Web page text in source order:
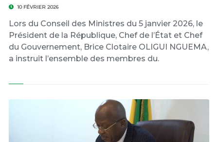
10 FÉVRIER 2026
Lors du Conseil des Ministres du 5 janvier 2026, le
Président de la République, Chef de l’État et Chef
du Gouvernement, Brice Clotaire OLIGUI NGUEMA,
a instruit l’ensemble des membres du.